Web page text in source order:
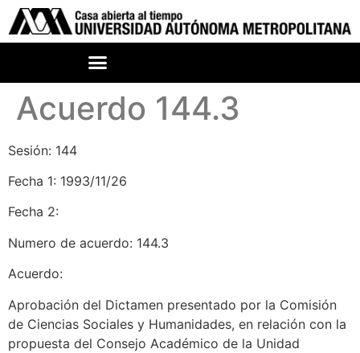
Acuerdo 144.3
Sesión: 144
Fecha 1: 1993/11/26
Fecha 2:
Numero de acuerdo: 144.3
Acuerdo:
Aprobación del Dictamen presentado por la Comisión
de Ciencias Sociales y Humanidades, en relación con la
propuesta del Consejo Académico de la Unidad